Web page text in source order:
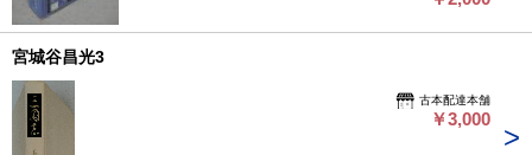
宮城谷昌光3
古本配達本舗
￥3,000